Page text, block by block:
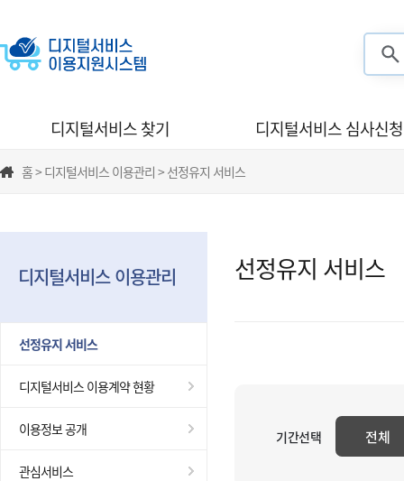
디지털서비스 찾기 디지털서비스 심사신청
홈 > 디지털서비스 이용관리 > 선정유지 서비스
디지털서비스 이용관리
선정유지 서비스
디지털서비스 이용계약 현황
이용정보 공개
관심서비스
선정유지 서비스
기간선택 전체